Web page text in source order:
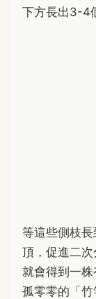
下方長出3-4
等這些側枝
頂，促進二
就會得到一
孤零零的「